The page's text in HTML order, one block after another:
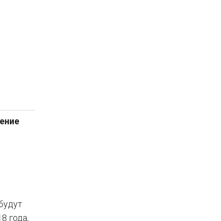
года,